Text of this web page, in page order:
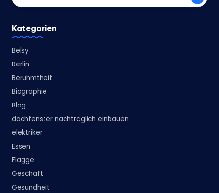
Kategorien
Belsy
Berlin
Berühmtheit
Biographie
Blog
dachfenster nachträglich einbauen
elektriker
Essen
Flagge
Geschäft
Gesundheit